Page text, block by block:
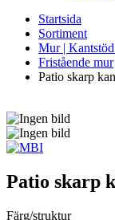
Startsida
Sortiment
Mur |
Fristående mur
Patio skarp
Patio skarp
Färg/struktur